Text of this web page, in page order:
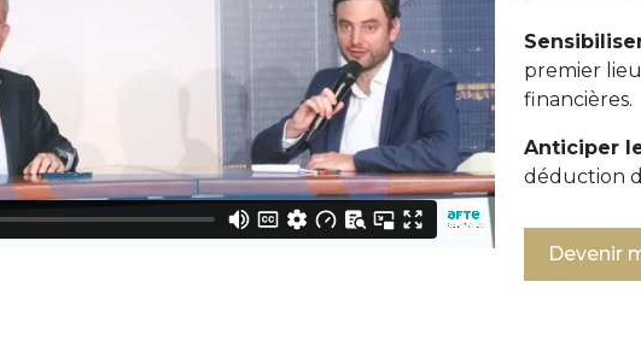
premier
financières.
Anticiper
déduction
Devenir